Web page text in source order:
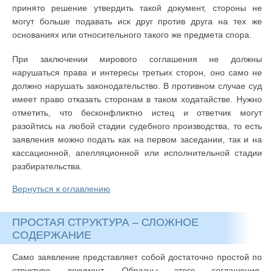
принято решение утвердить такой документ, стороны не
могут больше подавать иск друг против друга на тех же
основаниях или относительного такого же предмета спора.
При заключении мирового соглашения не должны
нарушаться права и интересы третьих сторон, оно само не
должно нарушать законодательство. В противном случае суд
имеет право отказать сторонам в таком ходатайстве. Нужно
отметить, что бесконфликтно истец и ответчик могут
разойтись на любой стадии судебного производства, то есть
заявления можно подать как на первом заседании, так и на
кассационной, апелляционной или исполнительной стадии
разбирательства.
Вернуться к оглавлению
ПРОСТАЯ СТРУКТУРА – СЛОЖНОЕ
СОДЕРЖАНИЕ
Само заявление представляет собой достаточно простой по